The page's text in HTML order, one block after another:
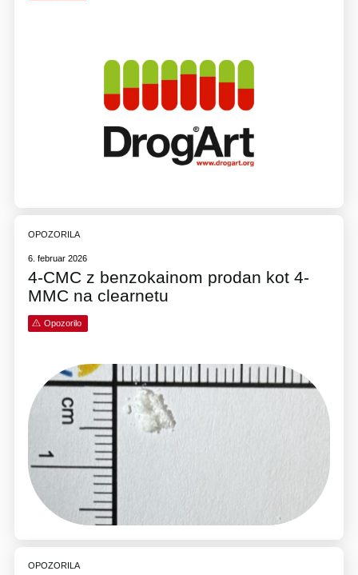
OPOZORILA
6. februar 2026
4-CMC z benzokainom prodan kot 4-
MMC na clearnetu
Opozorilo
OPOZORILA